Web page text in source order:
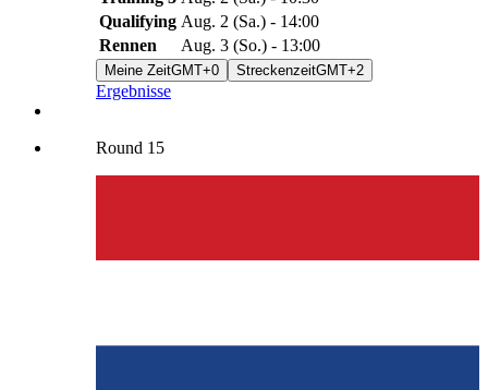
Qualifying Aug. 2 (Sa.) - 14:00
Rennen
Aug. 3 (So.) - 13:00
Meine ZeitGMT+0 StreckenzeitGMT+2
Ergebnisse
Round 15